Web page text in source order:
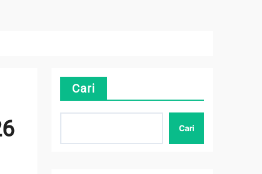
Cari
Cari